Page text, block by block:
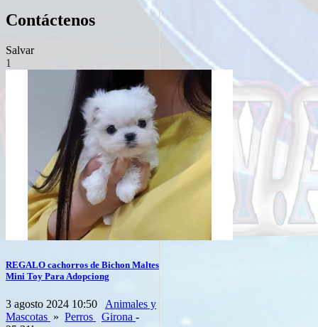
Contáctenos
Salvar
1
REGALO cachorros de Bichon Maltes
Mini Toy Para Adopciong
3 agosto 2024 10:50
Animales y
Mascotas » Perros Girona -